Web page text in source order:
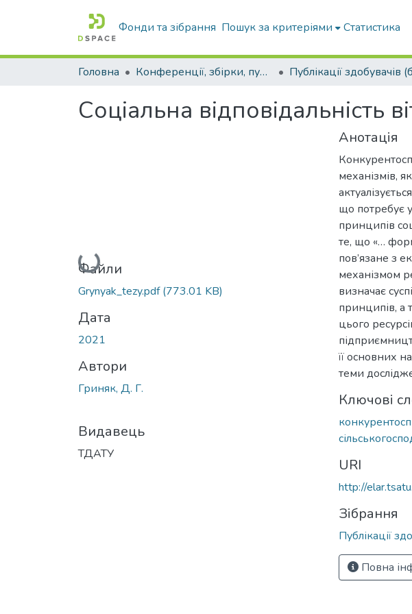
Фонди та зібрання Пошук за критеріями Статистика
Головна Конференції, збірки, публікації молодих вчених і здобувачів : магістрів, бакалаврів, аспірантів.
Соціальна відповідальність
Вантажиться...
Файли
Grynyak_tezy.pdf(773.01 KB)
Дата
2021
Автори
Гриняк, Д. Г.
Видавець
ТДАТУ
Анотація
механізмів,
що потребує
принципів
те, що «…
пов’язане з
механізмом
визначає
принципів, а
цього
її основних
теми
Ключові
URI
http://
Зібрання
Публікації
Повна